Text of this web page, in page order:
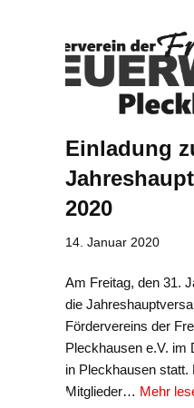
Einladung
2020
14. Januar 2020
Am Freitag, den 31.
die
Fördervereins der
Pleckhausen e.V. im
in Pleckhausen statt.
Mitglieder… Mehr